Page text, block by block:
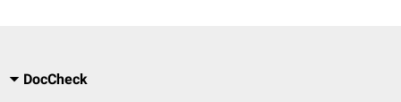
DocCheck